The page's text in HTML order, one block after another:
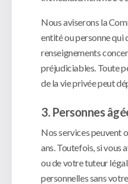
Nous aviserons la
entité ou personne qui
renseignements
préjudiciables. Toute
de la vie privée peut
3. Personnes
Nos services peuvent
ans. Toutefois, si vous
ou de votre tuteur
personnelles sans